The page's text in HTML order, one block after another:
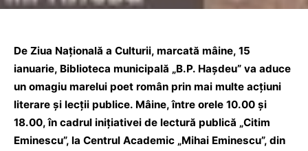
De Ziua Națională a Culturii, marcată mâine, 15
ianuarie, Biblioteca municipală „B.P. Hașdeu” va aduce
un omagiu marelui poet român prin mai multe acțiuni
literare și lecții publice. Mâine, între orele 10.00 și
18.00, în cadrul inițiativei de lectură publică „Citim
Eminescu”, la Centrul Academic „Mihai Eminescu”, din